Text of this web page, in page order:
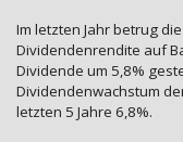
Im letzten Jahr betrug
Dividendenrendite auf
Dividende um 5,8%
Dividendenwachstum
letzten 5 Jahre 6,8%.